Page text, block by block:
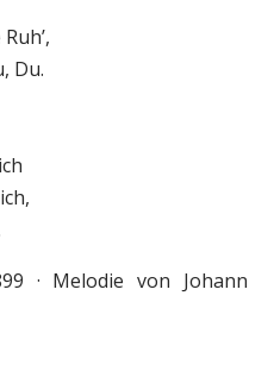
Du.
· Melodie von Johann